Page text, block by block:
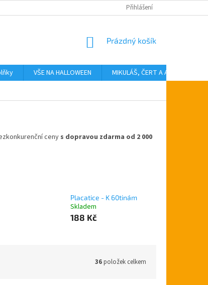
Přihlášení
NÁKUPNÍ
Prázdný košík
VŠE NA HALLOWEEN MIKULÁŠ, ČERT A ANDĚL
ceny s dopravou zdarma od 2 000
Placatice - K 60tinám
Skladem
188 Kč
36položek celkem